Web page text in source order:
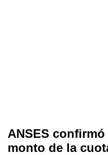
ANSES
monto de la